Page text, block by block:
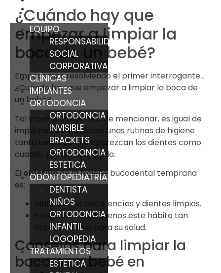
EQUIPO
RESPONSABILIDAD
SOCIAL
CORPORATIVA
CLÍNICAS
IMPLANTES
ORTODONCIA
ORTODONCIA
INVISIBLE
BRACKETS
ORTODONCIA
ESTETICA
ODONTOPEDIATRÍA
DENTISTA
NIÑOS
ORTODONCIA
INFANTIL
LOGOPEDIA
TRATAMIENTOS
ESTETICA
¿Cuándo hay que
empezar a limpiar la
boca de un bebé?
Empecemos resolviendo el primer interrogante…
¿Cuándo hay que empezar a limpiar la boca de
un bebé?
Tal y como acabamos de mencionar, es igual de
importante establecer unas rutinas de higiene
tanto antes de que aparezcan los dientes como
cuando ya han aparecido.
El objetivode la higiene bucodental temprana
es:
Mantener la boca, encías y dientes limpios.
Enseñar a los pequeños este hábito tan
imprescindible para su salud.
Consejos para limpiar la
boca a un bebé en